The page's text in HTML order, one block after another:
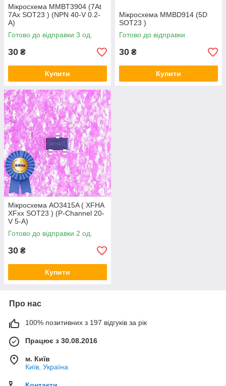
Мікросхема MMBT3904 (7At
7Ax SOT23 ) (NPN 40-V 0.2-
A)
Готово до відправки 3 од.
30 ₴
Купити
Мікросхема MMBD914 (5D
SOT23 )
Готово до відправки
30 ₴
Купити
Мікросхема AO3415A ( XFHA
XFxx SOT23 ) (P-Channel 20-
V 5-A)
Готово до відправки 2 од.
30 ₴
Купити
Про нас
100% позитивних з 197 відгуків за рік
Працює з 30.08.2016
м. Київ
Київ, Україна